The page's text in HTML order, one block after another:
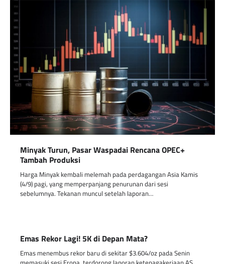
Minyak Turun, Pasar Waspadai Rencana OPEC+
Tambah Produksi
Harga Minyak kembali melemah pada perdagangan Asia Kamis
(4/9) pagi, yang memperpanjang penurunan dari sesi
sebelumnya. Tekanan muncul setelah laporan…
Emas Rekor Lagi! 5K di Depan Mata?
Emas menembus rekor baru di sekitar $3.604/oz pada Senin